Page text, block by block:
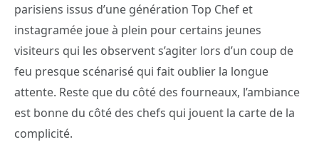
parisiens issus d’une génération Top Chef et
instagramée joue à plein pour certains jeunes
visiteurs qui les observent s’agiter lors d’un coup de
feu presque scénarisé qui fait oublier la longue
attente. Reste que du côté des fourneaux, l’ambiance
est bonne du côté des chefs qui jouent la carte de la
complicité.